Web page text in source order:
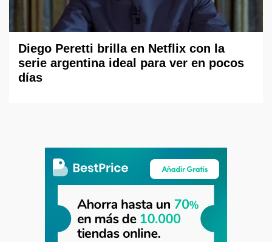
Diego Peretti brilla en Netflix con la
serie argentina ideal para ver en pocos
días